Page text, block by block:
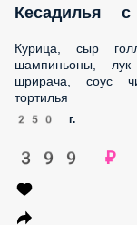
Кесадилья
Курица, сыр
шампиньоны,
шрирача, соус
тортилья
250 г.
399 ₽